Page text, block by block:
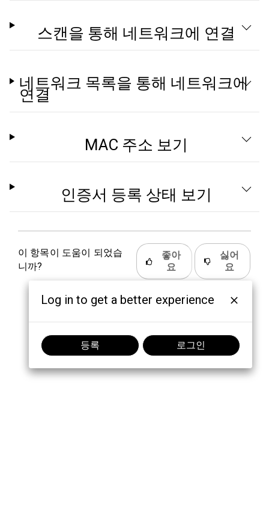
스캔을 통해 네트워크에 연결
네트워크 목록을 통해 네트워크에
연결
MAC 주소 보기
인증서 등록 상태 보기
이 항목이 도움이 되었습
니까?
좋아
요
싫어
요
Log in to get a better experience
등록 로그인